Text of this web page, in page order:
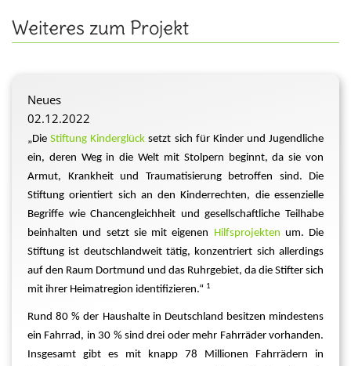
Weiteres zum Projekt
Neues
02.12.2022
„DieStiftung Kinderglück setzt sich für Kinder und Jugendliche
ein, deren Weg in die Welt mit Stolpern beginnt, da sie von
Armut, Krankheit und Traumatisierung betroffen sind. Die
Stiftung orientiert sich an den Kinderrechten, die essenzielle
Begriffe wie Chancengleichheit und gesellschaftliche Teilhabe
beinhalten und setzt sie mit eigenen Hilfsprojekten um. Die
Stiftung ist deutschlandweit tätig, konzentriert sich allerdings
auf den Raum Dortmund und das Ruhrgebiet, da die Stifter sich
mit ihrer Heimatregion identifizieren.“ 1
Rund 80 % der Haushalte in Deutschland besitzen mindestens
ein Fahrrad, in 30 % sind drei oder mehr Fahrräder vorhanden.
Insgesamt gibt es mit knapp 78 Millionen Fahrrädern in